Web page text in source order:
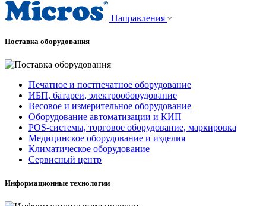
Направления
Поставка оборудования
Печатное и постпечатное оборудование
ИБП, батареи, электрооборудование
Весовое и измерительное оборудование
Оборудование автоматизации и КИП
POS-системы, торговое оборудование, маркировка
Медицинское оборудование и изделия
Климатическое оборудование
Сервисный центр
Информационные технологии